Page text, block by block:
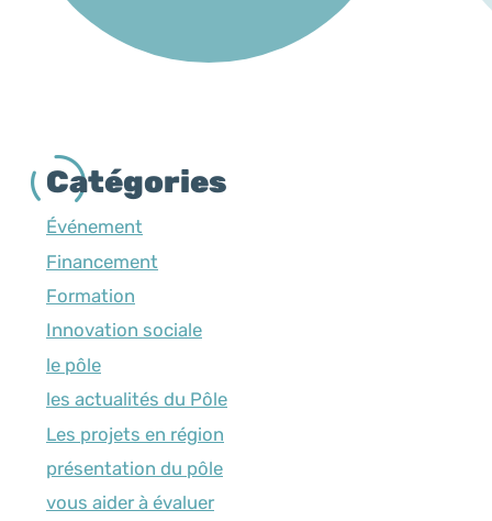
Catégories
Événement
Financement
Formation
Innovation sociale
le pôle
les actualités du Pôle
Les projets en région
présentation du pôle
vous aider à évaluer